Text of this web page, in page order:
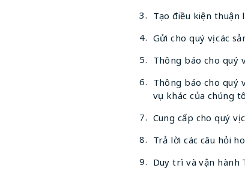
Tạo điều kiện thuận
Gửi cho quý vị các
Thông báo cho quý
Thông báo cho quý
vụ khác của chúng
Cung cấp cho quý vị
Trả lời các câu hỏi
Duy trì và vận hành